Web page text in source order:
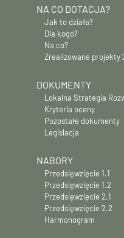
NA CO DOTACJA?
Jak to działa?
Dla kogo?
Na co?
Zrealizowane projekty
DOKUMENTY
Lokalna Strategia
Kryteria oceny
Pozostałe dokumenty
Legislacja
NABORY
Przedsięwzięcie 1.1
Przedsięwzięcie 1.2
Przedsięwzięcie 2.1
Przedsięwzięcie 2.2
Harmonogram